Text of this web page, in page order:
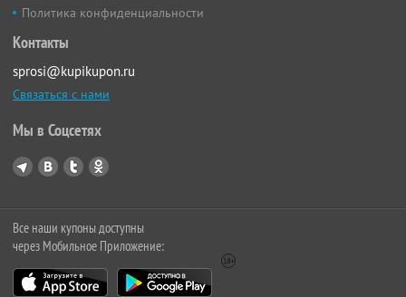
Политика конфиденциальности
Контакты
sprosi@kupikupon.ru
Связаться с нами
Мы в Соцсетях
Все наши купоны доступны
через Мобильное Приложение: